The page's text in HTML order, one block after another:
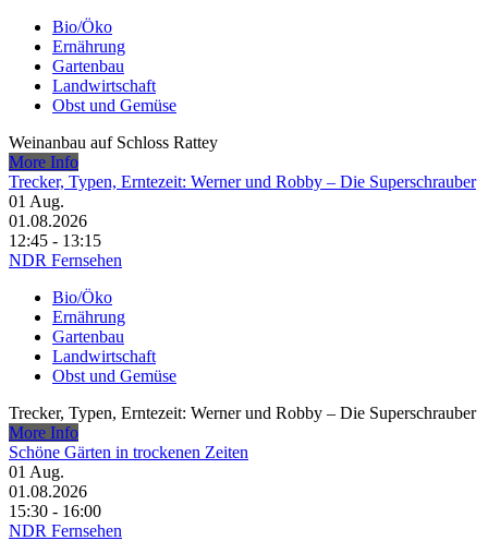
Bio/Öko
Ernährung
Gartenbau
Landwirtschaft
Obst und Gemüse
Weinanbau auf Schloss Rattey
More Info
Trecker, Typen, Erntezeit: Werner und Robby – Die Superschrauber
01 Aug.
01.08.2026
12:45 - 13:15
NDR Fernsehen
Bio/Öko
Ernährung
Gartenbau
Landwirtschaft
Obst und Gemüse
Trecker, Typen, Erntezeit: Werner und Robby – Die Superschrauber
More Info
Schöne Gärten in trockenen Zeiten
01 Aug.
01.08.2026
15:30 - 16:00
NDR Fernsehen